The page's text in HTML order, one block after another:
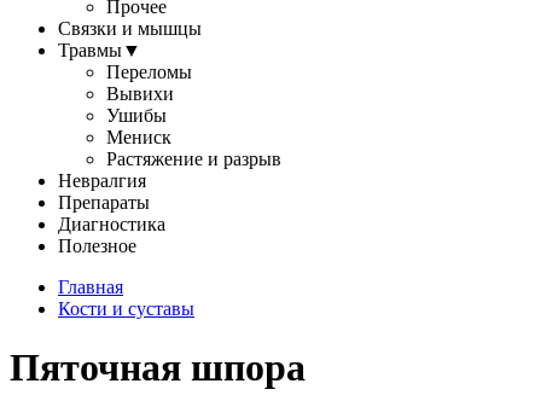
Прочее
Связки и мышцы
Травмы▼
Переломы
Вывихи
Ушибы
Мениск
Растяжение и разрыв
Невралгия
Препараты
Диагностика
Полезное
Главная
Кости и суставы
Пяточная шпора